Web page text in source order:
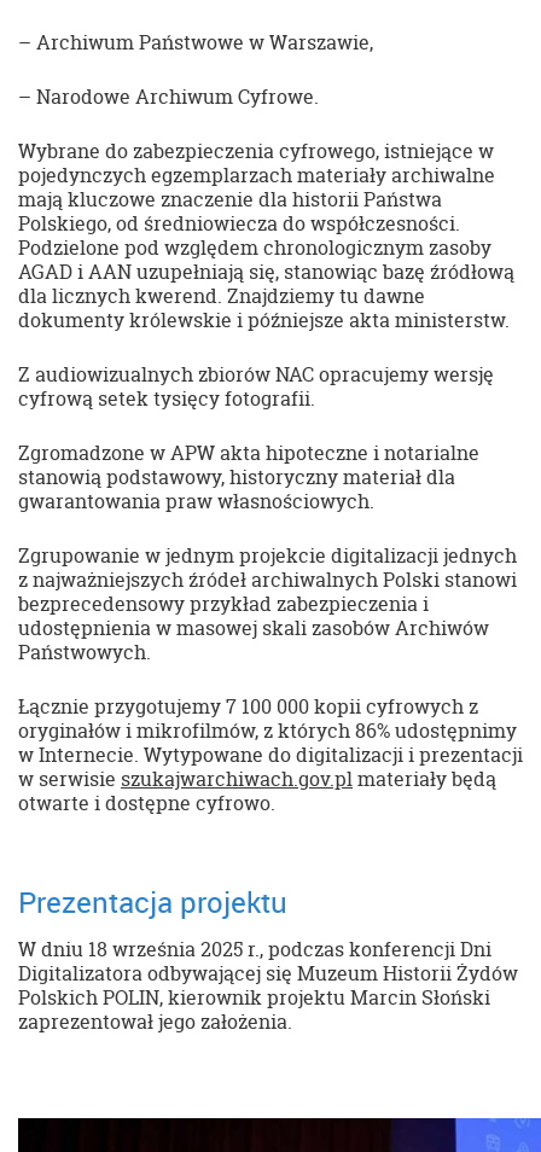
– Archiwum Państwowe w Warszawie,
– Narodowe Archiwum Cyfrowe.
Wybrane do zabezpieczenia cyfrowego, istniejące w
pojedynczych egzemplarzach materiały archiwalne
mają kluczowe znaczenie dla historii Państwa
Polskiego, od średniowiecza do współczesności.
Podzielone pod względem chronologicznym zasoby
AGAD i AAN uzupełniają się, stanowiąc bazę źródłową
dla licznych kwerend. Znajdziemy tu dawne
dokumenty królewskie i późniejsze akta ministerstw.
Z audiowizualnych zbiorów NAC opracujemy wersję
cyfrową setek tysięcy fotografii.
Zgromadzone w APW akta hipoteczne i notarialne
stanowią podstawowy, historyczny materiał dla
gwarantowania praw własnościowych.
Zgrupowanie w jednym projekcie digitalizacji jednych
z najważniejszych źródeł archiwalnych Polski stanowi
bezprecedensowy przykład zabezpieczenia i
udostępnienia w masowej skali zasobów Archiwów
Państwowych.
Łącznie przygotujemy 7 100 000 kopii cyfrowych z
oryginałów i mikrofilmów, z których 86% udostępnimy
w Internecie. Wytypowane do digitalizacji i prezentacji
w serwisie szukajwarchiwach.gov.plmateriały będą
otwarte i dostępne cyfrowo.
Prezentacja projektu
W dniu 18 września 2025 r., podczas konferencji Dni
Digitalizatora odbywającej się Muzeum Historii Żydów
Polskich POLIN, kierownik projektu Marcin Słoński
zaprezentował jego założenia.